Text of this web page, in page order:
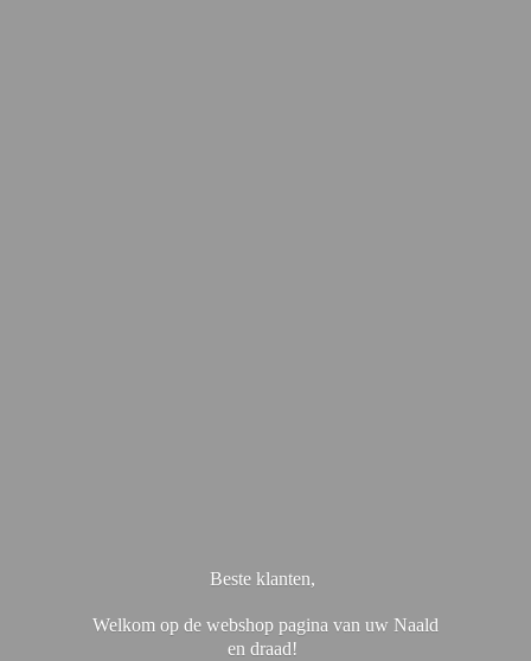
Beste klanten,
Welkom op de webshop pagina van uw Naald
en draad!